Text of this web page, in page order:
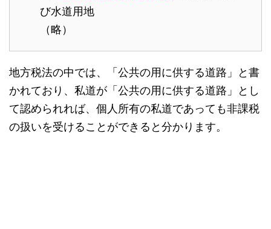
び水道用地
（略）
地方税法の中では、「公共の用に供する道路」と書
かれており、私道が「公共の用に供する道路」とし
て認められれば、個人所有の私道であっても非課税
の扱いを受けることができると分かります。